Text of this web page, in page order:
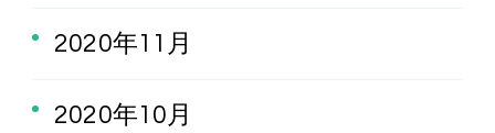
2020年11月
2020年10月